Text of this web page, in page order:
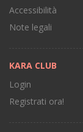
Accessibilità
Note legali
KARA CLUB
Login
Registrati ora!